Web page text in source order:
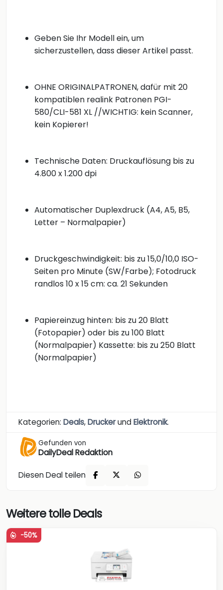
Geben Sie Ihr Modell ein, um
sicherzustellen, dass dieser Artikel passt.
OHNE ORIGINALPATRONEN, dafür mit 20
kompatiblen realink Patronen PGI-
580/CLI-581 XL //WICHTIG: kein Scanner,
kein Kopierer!
Technische Daten: Druckauflösung bis zu
4.800 x 1.200 dpi
Automatischer Duplexdruck (A4, A5, B5,
Letter – Normalpapier)
Druckgeschwindigkeit: bis zu 15,0/10,0 ISO-
Seiten pro Minute (SW/Farbe); Fotodruck
randlos 10 x 15 cm: ca. 21 Sekunden
Papiereinzug hinten: bis zu 20 Blatt
(Fotopapier) oder bis zu 100 Blatt
(Normalpapier) Kassette: bis zu 250 Blatt
(Normalpapier)
Kategorien: Deals,DruckerundElektronik.
Gefunden von
DailyDeal Redaktion
Diesen Deal teilen
Weitere tolle Deals
-50%